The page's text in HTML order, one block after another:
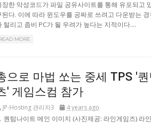
장한 악성코드가 파일 공유사이트를 통해 유포되고
된다. 이에 따라 윈도우를 공짜로 쓰려고 다운받는
털리고 좀비 PC가 될 우려가 높다는 지적이다....
MORE
으로 마법 쏘는 중세 TPS '
' 게임스컴 참가
JP-Hosting 관리자3 4 years ago
텀나이트 메인 이미지 (사진제공: 라인게임즈) 라인